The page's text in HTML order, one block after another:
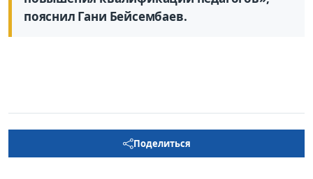
пояснил Гани Бейсембаев.
Поделиться